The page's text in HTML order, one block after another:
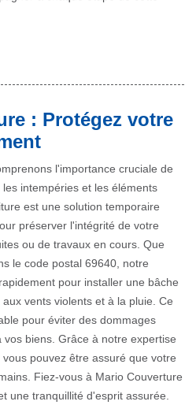
: Protégez votre
l'importance cruciale de
intempéries et les éléments
est une solution temporaire
préserver l'intégrité de votre
ou de travaux en cours. Que
le code postal 69640, notre
pour installer une bâche
vents violents et à la pluie. Ce
pour éviter des dommages
biens. Grâce à notre expertise
pouvez être assuré que votre
Fiez-vous à Mario Couverture
une tranquillité d'esprit assurée.